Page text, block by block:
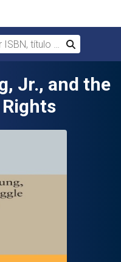
título o autor
Buscar
Jr., and the